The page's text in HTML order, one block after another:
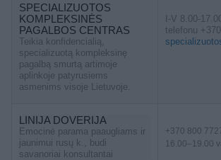
SPECIALIZUOTOS
KOMPLEKSINĖS
PAGALBOS CENTRAS
Teikia konfidencialią,
specializuotą kompleksinę
pagalbą smurtą artimoje
aplinkoje patyrusiems
asmenims visoje Lietuvoje.
I-V 8.00-
telefonu
LINIJA DOVERIJA
Emocinė parama paaugliams ir
jaunimui rusų k., budi
savanoriai konsultantai
+370 800
16.00–19.00